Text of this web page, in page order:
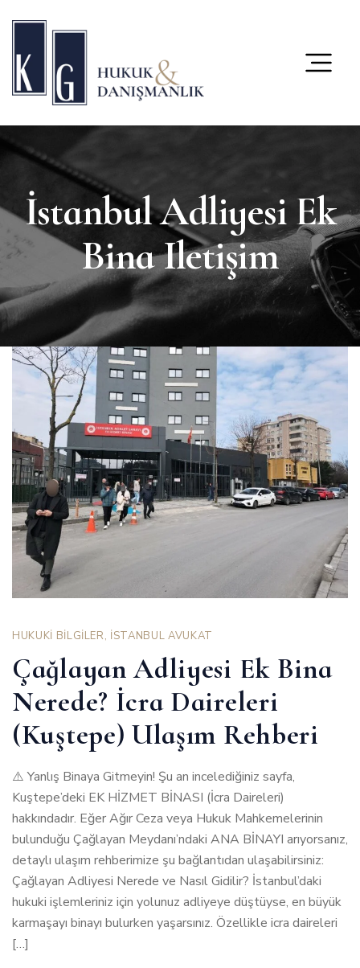
İstanbul Adliyesi Ek
Bina Iletişim
HUKUKİ BİLGİLER, İSTANBUL AVUKAT
Çağlayan Adliyesi Ek Bina
Nerede? İcra Daireleri
(Kuştepe) Ulaşım Rehberi
⚠️ Yanlış Binaya Gitmeyin! Şu an incelediğiniz sayfa,
Kuştepe’deki EK HİZMET BİNASI (İcra Daireleri)
hakkındadır. Eğer Ağır Ceza veya Hukuk Mahkemelerinin
bulunduğu Çağlayan Meydanı’ndaki ANA BİNAYI arıyorsanız,
detaylı ulaşım rehberimize şu bağlantıdan ulaşabilirsiniz:
Çağlayan Adliyesi Nerede ve Nasıl Gidilir? İstanbul’daki
hukuki işlemleriniz için yolunuz adliyeye düştüyse, en büyük
karmaşayı binayı bulurken yaşarsınız. Özellikle icra daireleri
[…]